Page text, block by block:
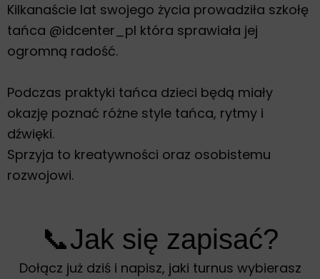
Kilkanaście lat swojego życia prowadziła szkołę
tańca @idcenter_pl która sprawiała jej
ogromną radość.
Podczas praktyki tańca dzieci będą miały
okazję poznać różne style tańca, rytmy i
dźwięki.
Sprzyja to kreatywności oraz osobistemu
rozwojowi.
📞Jak się zapisać?
Dołącz już dziś i napisz, jaki turnus wybierasz